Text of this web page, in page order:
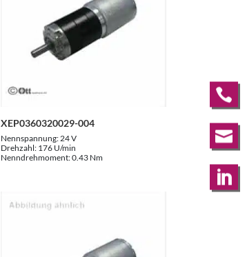
XEP0360320029-004
Nennspannung:24 V
Drehzahl: 176 U/min
Nenndrehmoment:0.43 Nm


